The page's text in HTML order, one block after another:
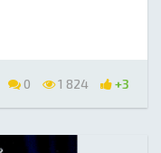
0 1 824 +3